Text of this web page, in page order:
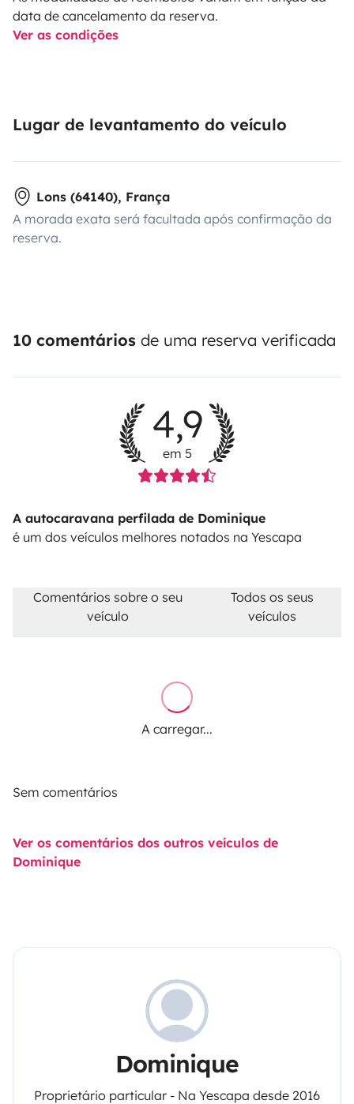
data de cancelamento da reserva.
Ver as condições
Lugar de levantamento do veículo
Lons (64140), França
A morada exata será facultada após confirmação da
reserva.
10 comentários de uma reserva verificada
4,9
em 5
A autocaravana perfilada de Dominique
é um dos veículos melhores notados na Yescapa
Comentários sobre o seu
veículo
Todos os seus
veículos
A carregar...
Sem comentários
Ver os comentários dos outros veículos de
Dominique
Dominique
Proprietário particular - Na Yescapa desde 2016